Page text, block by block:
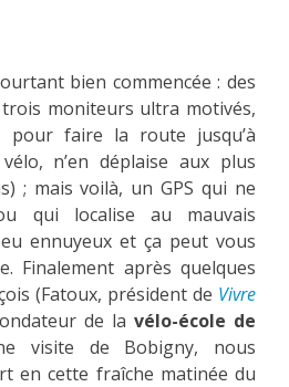
bien commencée : des
moniteurs ultra motivés,
faire la route jusqu’à
n’en déplaise aux plus
; mais voilà, un GPS qui ne
qui localise au mauvais
ennuyeux et ça peut vous
Finalement après quelques
(Fatoux, président de Vivre
de la vélo-école de
visite de Bobigny, nous
en cette fraîche matinée du